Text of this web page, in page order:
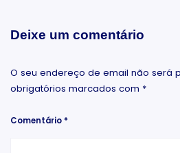
Deixe um comentário
O seu endereço de email não será
obrigatórios marcados com *
Comentário *